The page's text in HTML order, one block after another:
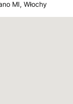
MI, Włochy